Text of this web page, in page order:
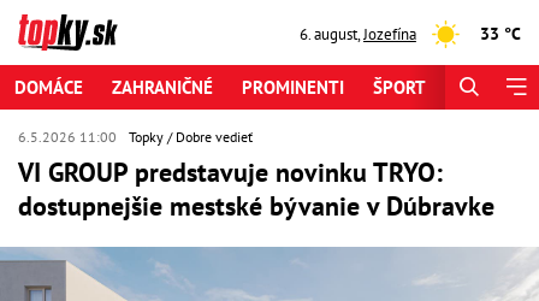
6. august,Jozefína 33 °C
DOMÁCE ZAHRANIČNÉ PROMINENTI ŠPORT
6.5.2026 11:00 Topky Dobre vedieť
VI GROUP predstavuje novinku TRYO:
dostupnejšie mestské bývanie v Dúbravke